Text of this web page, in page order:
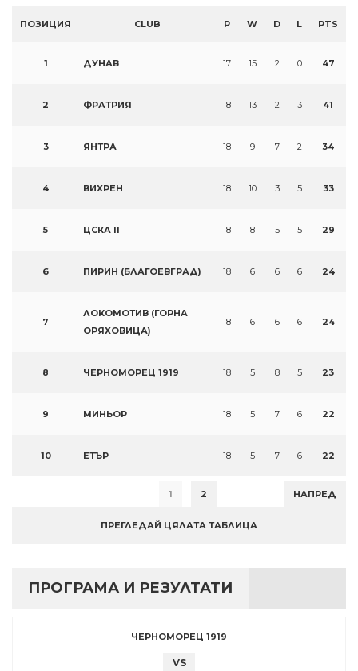
ПОЗИЦИЯ CLUB P W D L PTS
1 ДУНАВ 17 15 2 0 47
2 ФРАТРИЯ 18 13 2 3 41
3 ЯНТРА 18 9 7 2 34
4 ВИХРЕН 18 10 3 5 33
5 ЦСКА II 18 8 5 5 29
6 ПИРИН (БЛАГОЕВГРАД) 18 6 6 6 24
7
ЛОКОМОТИВ (ГОРНА
ОРЯХОВИЦА)
18 6 6 6 24
8 ЧЕРНОМОРЕЦ 1919 18 5 8 5 23
9 МИНЬОР 18 5 7 6 22
10 ЕТЪР 18 5 7 6 22
1 2 НАПРЕД
ПРЕГЛЕДАЙ ЦЯЛАТА ТАБЛИЦА
ПРОГРАМА И РЕЗУЛТАТИ
ЧЕРНОМОРЕЦ 1919
VS